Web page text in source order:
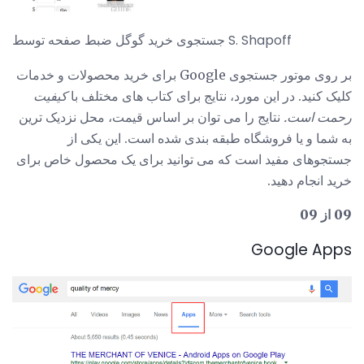
جستجوی خرید گوگل ضبط صفحه توسط S. Shapoff
بر روی موتور جستجوی Google برای خرید محصولات و خدمات
کلیک کنید. در این مورد، نتایج برای کتاب های مختلف باکیفیت
رحمت است. نتایج را می توان بر اساس قیمت، محل نزدیک ترین
به شما و یا فروشگاه طبقه بندی شده است. این یکی از
جستجوهای مفید است که می توانید برای یک محصول خاص برای
خرید انجام دهید.
09 از 09
Google Apps